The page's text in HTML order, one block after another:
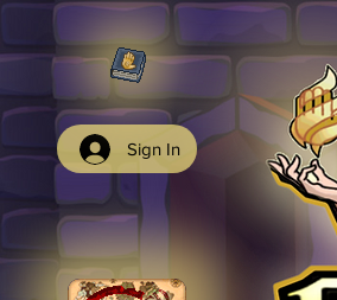
Sign In